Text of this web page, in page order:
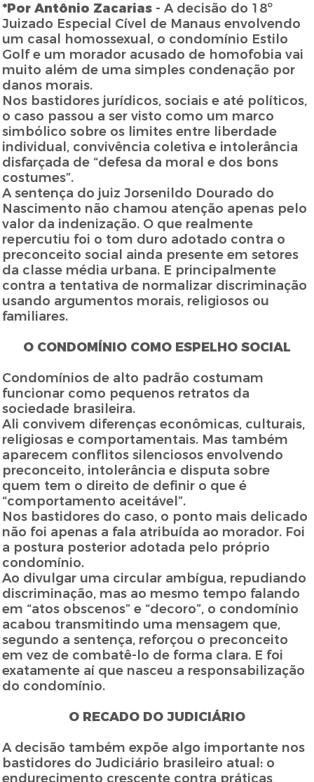
*Por Antônio Zacarias - A decisão do 18º
Juizado Especial Cível de Manaus envolvendo
um casal homossexual, o condomínio Estilo
Golf e um morador acusado de homofobia vai
muito além de uma simples condenação por
danos morais.
Nos bastidores jurídicos, sociais e até políticos,
o caso passou a ser visto como um marco
simbólico sobre os limites entre liberdade
individual, convivência coletiva e intolerância
disfarçada de “defesa da moral e dos bons
costumes”.
A sentença do juiz Jorsenildo Dourado do
Nascimento não chamou atenção apenas pelo
valor da indenização. O que realmente
repercutiu foi o tom duro adotado contra o
preconceito social ainda presente em setores
da classe média urbana. E principalmente
contra a tentativa de normalizar discriminação
usando argumentos morais, religiosos ou
familiares.
O CONDOMÍNIO COMO ESPELHO SOCIAL
Condomínios de alto padrão costumam
funcionar como pequenos retratos da
sociedade brasileira.
Ali convivem diferenças econômicas, culturais,
religiosas e comportamentais. Mas também
aparecem conflitos silenciosos envolvendo
preconceito, intolerância e disputa sobre
quem tem o direito de definir o que é
“comportamento aceitável”.
Nos bastidores do caso, o ponto mais delicado
não foi apenas a fala atribuída ao morador. Foi
a postura posterior adotada pelo próprio
condomínio.
Ao divulgar uma circular ambígua, repudiando
discriminação, mas ao mesmo tempo falando
em “atos obscenos” e “decoro”, o condomínio
acabou transmitindo uma mensagem que,
segundo a sentença, reforçou o preconceito
em vez de combatê-lo de forma clara. E foi
exatamente aí que nasceu a responsabilização
do condomínio.
O RECADO DO JUDICIÁRIO
A decisão também expõe algo importante nos
bastidores do Judiciário brasileiro atual: o
endurecimento crescente contra práticas